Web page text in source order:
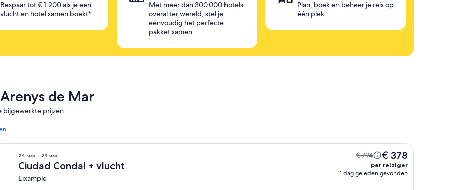
Bespaar tot € 1.200 als je een
vlucht en hotel samen boekt*
Met meer dan 300.000 hotels
overal ter wereld, stel je
eenvoudig het perfecte
pakket samen
Plan, boek en beheer je reis op
één plek
de Mar
bijgewerkte prijzen.
24 sep. - 29 sep.
Ciudad Condal + vlucht
Eixample
€ 794 € 378
per reiziger
1 dag geleden gevonden